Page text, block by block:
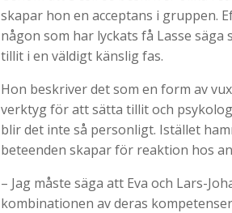
skapar hon en acceptans i gruppen.
någon som har lyckats få Lasse
tillit i en väldigt känslig fas.
Hon beskriver det som en form av
verktyg för att sätta tillit och
blir det inte så personligt. Istället
beteenden skapar för reaktion hos
– Jag måste säga att Eva och Lars-
kombinationen av deras